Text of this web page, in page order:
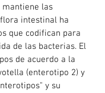
mantiene las
intestinal ha
que codifican para
de las bacterias. El
de acuerdo a la
(enterotipo 2) y
y su